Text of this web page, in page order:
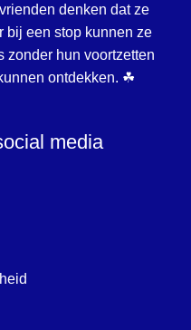
denken dat ze
bij een stop kunnen ze
zonder hun voortzetten
ontdekken. ☘
media